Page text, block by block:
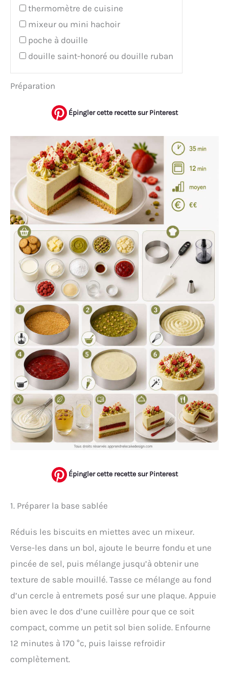
thermomètre de cuisine
mixeur ou mini hachoir
poche à douille
douille saint-honoré ou douille ruban
Préparation
Épingler cette recette sur Pinterest
Épingler cette recette sur Pinterest
1. Préparer la base sablée
Réduis les biscuits en miettes avec un mixeur.
Verse-les dans un bol, ajoute le beurre fondu et une
pincée de sel, puis mélange jusqu’à obtenir une
texture de sable mouillé. Tasse ce mélange au fond
d’un cercle à entremets posé sur une plaque. Appuie
bien avec le dos d’une cuillère pour que ce soit
compact, comme un petit sol bien solide. Enfourne
12 minutes à 170 °c, puis laisse refroidir
complètement.